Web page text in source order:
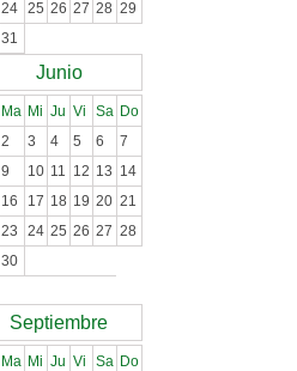
24 25 26 27 28 29
31
Junio
Ma Mi Ju Vi Sa Do
2 3 4 5 6
7
9 10 11 12 13 14
16 17 18 19 20 21
23 24 25 26 27 28
30
Septiembre
Ma Mi Ju Vi Sa Do